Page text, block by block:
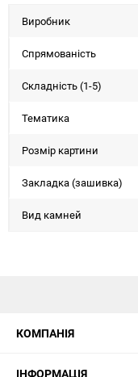
Виробник
Спрямованість
Складність (1-5)
Тематика
Розмір картини
Закладка (зашивка)
Вид камней
КОМПАНІЯ
ІНФОРМАЦІЯ